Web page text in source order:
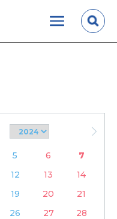
5 6
7
12 13
14
19 20
21
26 27
28